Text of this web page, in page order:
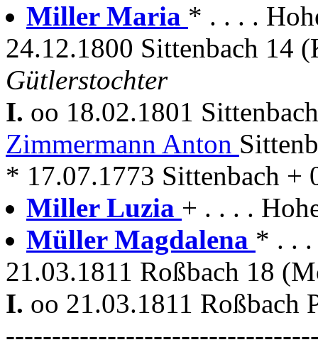
Miller Maria * . . . .
24.12.1800 Sittenbach 14
Gütlerstochter
I. oo 18.02.1801
Zimmermann Anton
* 17.07.1773 Sittenbach +
Miller Luzia + . . . .
Müller Magdalena * . . .
21.03.1811 Roßbach 18
I. oo 21.03.1811 Roßbach